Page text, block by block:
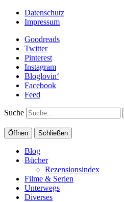
Datenschutz
Impressum
Goodreads
Twitter
Pinterest
Instagram
Bloglovin‘
Facebook
Feed
Suche
Öffnen Schließen
Blog
Bücher
Rezensionsindex
Filme & Serien
Unterwegs
Diverses